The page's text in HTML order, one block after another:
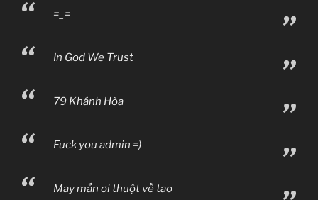
=_=
In God We Trust
79 Khánh Hòa
Fuck you admin =)
May mắn ơi thuột về tao